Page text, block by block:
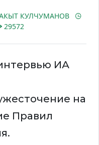
КУЛЧУМАНОВ
29572
ИА
на
Правил